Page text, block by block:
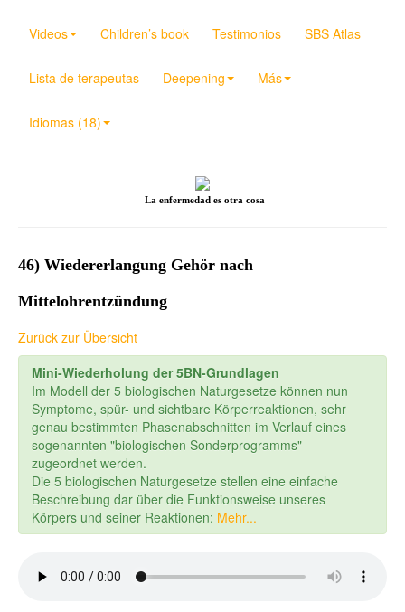
Videos Children’s book Testimonios SBS Atlas
Lista de terapeutas Deepening Más
Idiomas (18)
La enfermedad es otra cosa
46) Wiedererlangung Gehör nach
Mittelohrentzündung
Zurück zur Übersicht
Mini-Wiederholung der 5BN-Grundlagen
Im Modell der 5 biologischen Naturgesetze können nun
Symptome, spür- und sichtbare Körperreaktionen, sehr
genau bestimmten Phasenabschnitten im Verlauf eines
sogenannten "biologischen Sonderprogramms"
zugeordnet werden.
Die 5 biologischen Naturgesetze stellen eine einfache
Beschreibung dar über die Funktionsweise unseres
Körpers und seiner Reaktionen: Mehr...